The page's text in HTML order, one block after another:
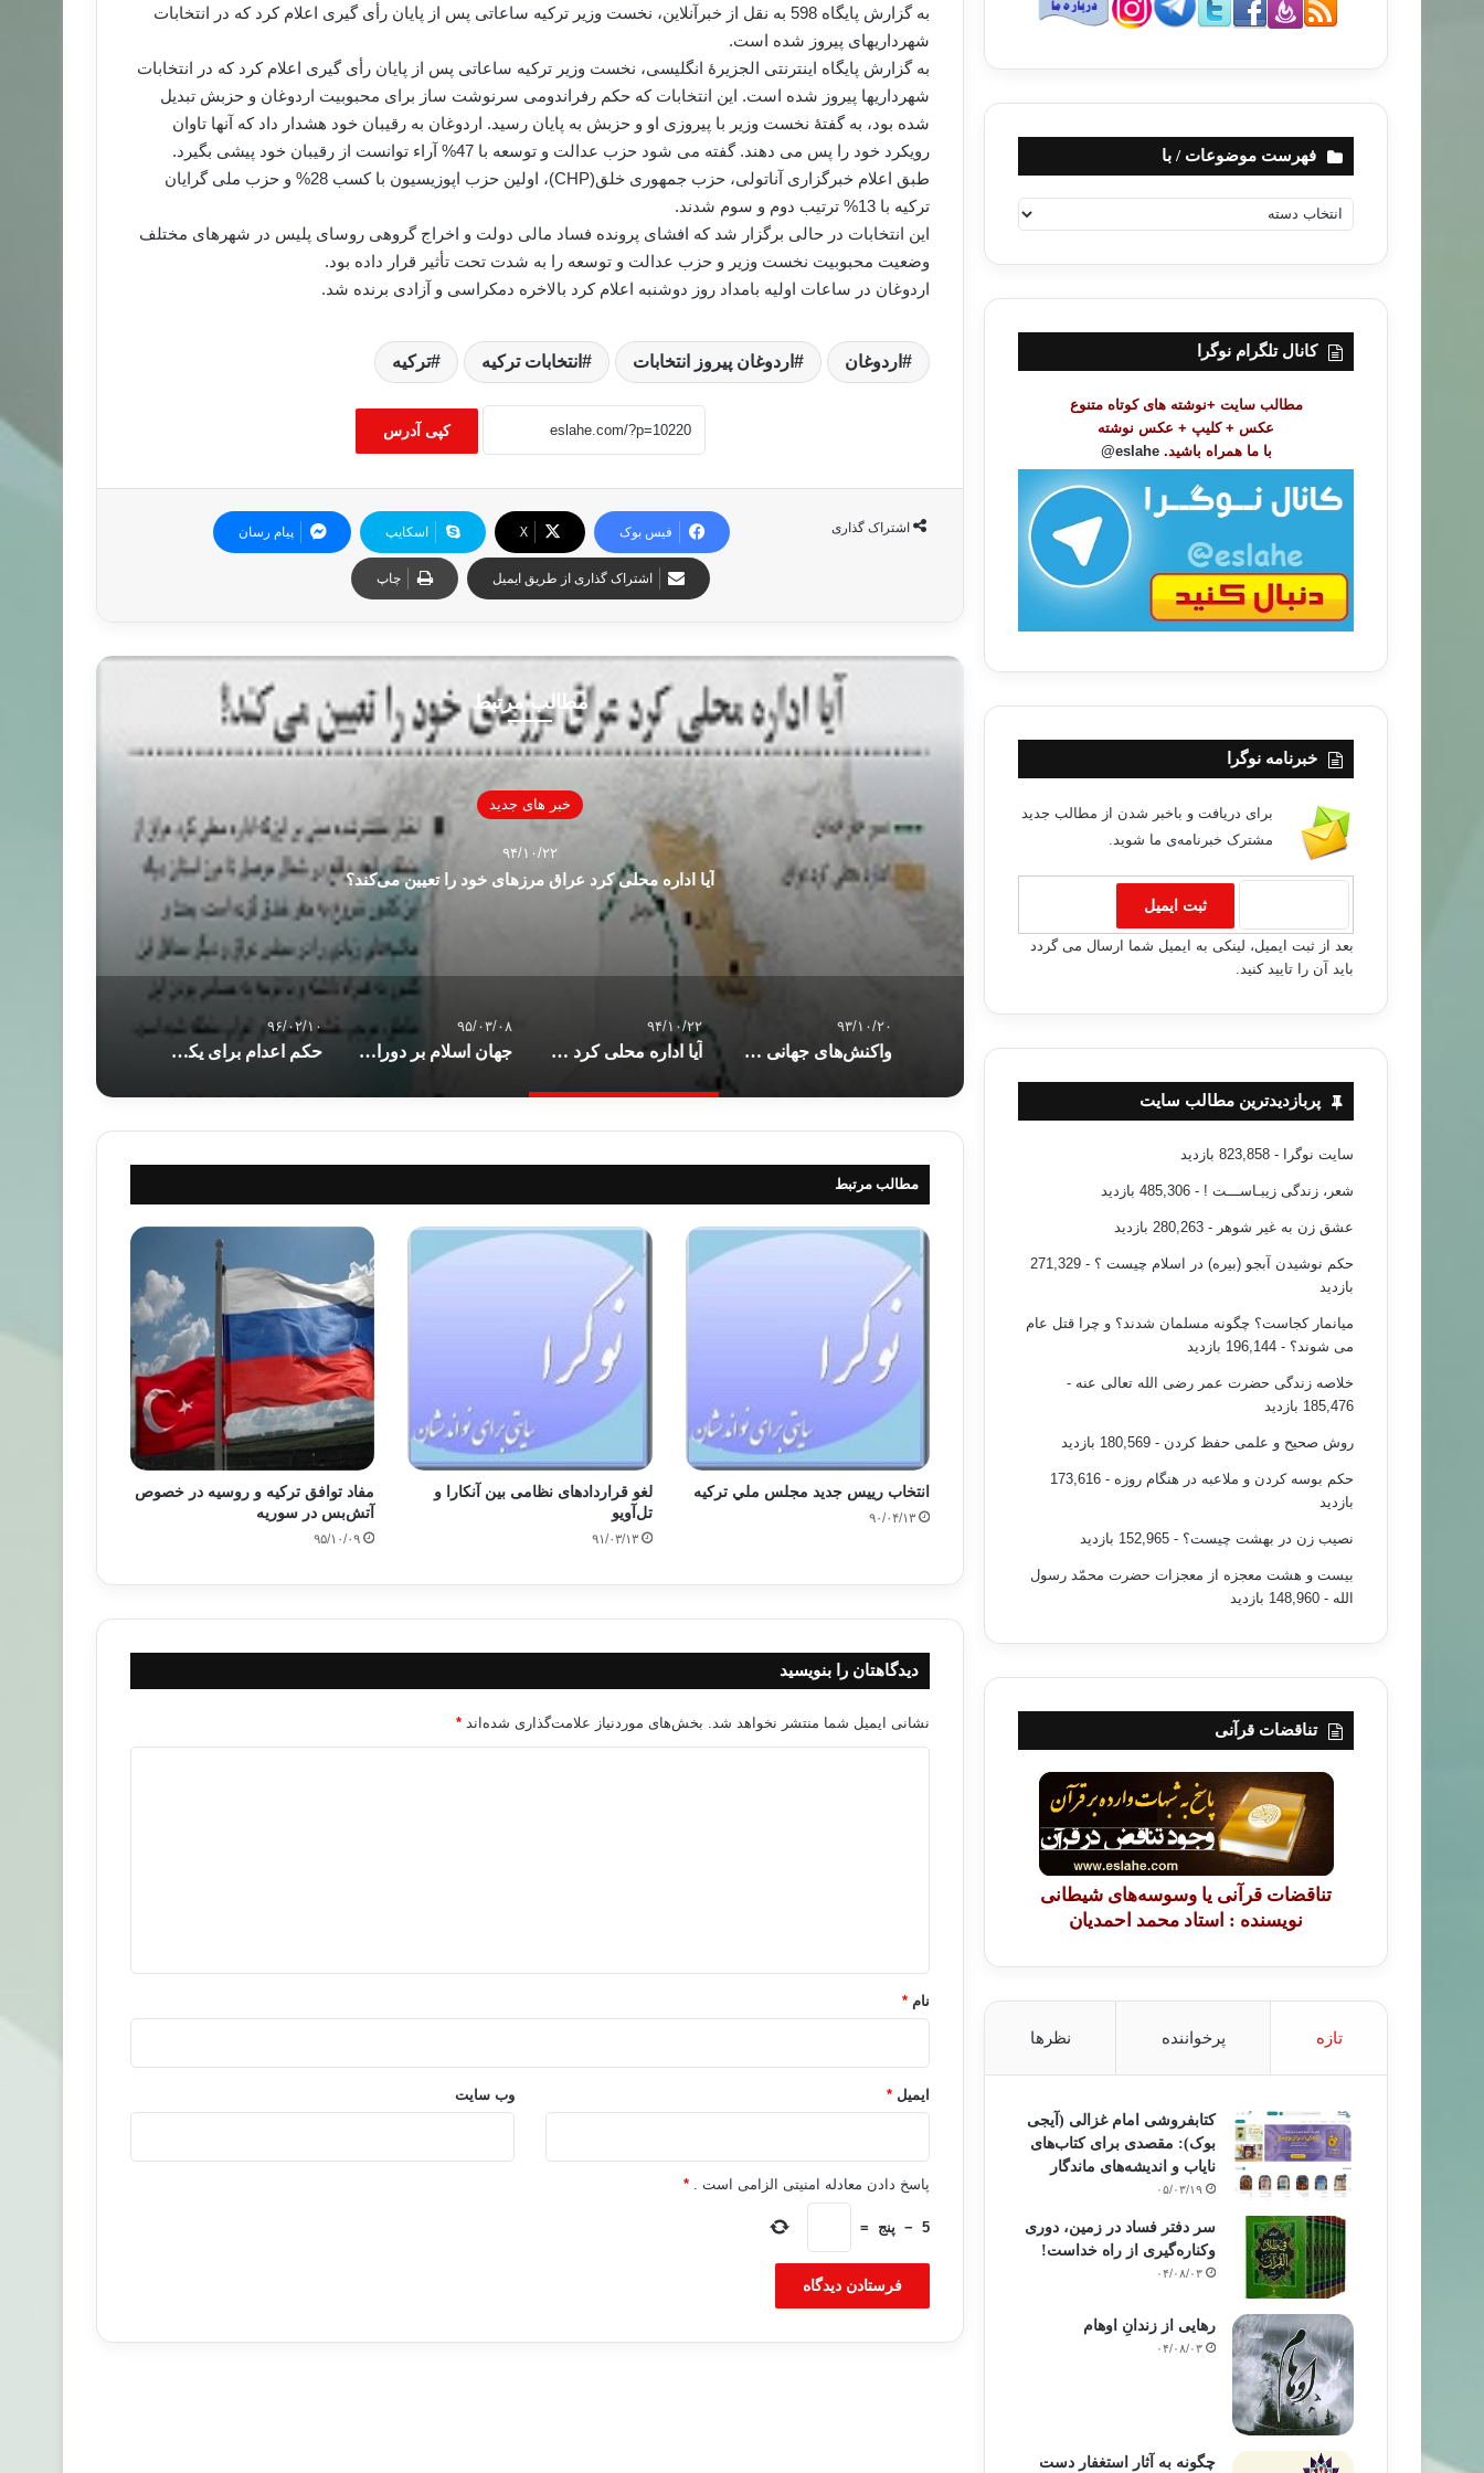
به گزارش پایگاه 598 به نقل از خبرآنلاین، نخست وزیر ترکیه ساعاتی پس از پایان رأی گیری اعلام کرد که در انتخابات
شهرداریهای پیروز شده است.
به گزارش پایگاه اینترنتی الجزیرۀ انگلیسی، نخست وزیر ترکیه ساعاتی پس از پایان رأی گیری اعلام کرد که در انتخابات
شهرداریها پیروز شده است. این انتخابات که حکم رفراندومی سرنوشت ساز برای محبوبیت اردوغان و حزبش تبدیل
شده بود، به گفتۀ نخست وزیر با پیروزی او و حزبش به پایان رسید. اردوغان به رقیبان خود هشدار داد که آنها تاوان
رویکرد خود را پس می دهند. گفته می شود حزب عدالت و توسعه با 47% آراء توانست از رقیبان خود پیشی بگیرد.
طبق اعلام خبرگزاری آناتولی، حزب جمهوری خلق(CHP)، اولین حزب اپوزیسیون با کسب 28% و حزب ملی گرایان
ترکیه با 13% ترتیب دوم و سوم شدند.
این انتخابات در حالی برگزار شد که افشای پرونده فساد مالی دولت و اخراج گروهی روسای پلیس در شهرهای مختلف
وضعیت محبوبیت نخست وزیر و حزب عدالت و توسعه را به شدت تحت تأثیر قرار داده بود.
اردوغان در ساعات اولیه بامداد روز دوشنبه اعلام کرد بالاخره دمکراسی و آزادی برنده شد.
اردوغان اردوغان پیروز انتخابات انتخابات ترکیه ترکیه
کپی آدرس
اشتراک گذاری فیس بوک X اسکایپ پیام رسان
اشتراک گذاری از طریق ایمیل چاپ
مطالب مرتبط
علیه حمله تروریستی پاریس
خبر های جدید
۹۴/۱۰/۲۲
آیا اداره محلی کرد عراق مرزهای خود را تعیین می‌کند؟
۹۳/۱۰/۲۰
واکنش‌های جهانی علیه حمله تروریستی پاریس
۹۴/۱۰/۲۲
آیا اداره محلی کرد عراق مرزهای خود را تعیین می‌کند؟
۹۵/۰۳/۰۸
جهان اسلام بر دوراهی رادیکالیزم و دموکراسی سازی و نقش اخوان
۹۶/۰۲/۱۰
حکم اعدام برای یکی از رهبران مشهور اخوان‌المسلمین
مطالب مرتبط
انتخاب رييس جديد مجلس ملي تركيه
۹۰/۰۴/۱۳
لغو قراردادهای نظامی بین آنکارا و
تل‌آویو
۹۱/۰۳/۱۳
مفاد توافق ترکیه و روسیه در خصوص
آتش‌بس در سوریه
۹۵/۱۰/۰۹
دیدگاهتان را بنویسید
نشانی ایمیل شما منتشر نخواهد شد. بخش‌های موردنیاز علامت‌گذاری شده‌اند *
نام *
ایمیل * وب‌ سایت
پاسخ دادن معادله امنیتی الزامی است . *
5
− پنج =
فهرست موضوعات / با
ه
ت
ض
کانال تلگرام نوگرا
مطالب سایت +نوشته های کوتاه متنوع
عکس + کلیپ + عکس نوشته
با ما همراه باشید. eslahe@
خبرنامه نوگرا
برای دریافت و باخبر شدن از مطالب جدید
مشترک خبرنامه‌ی ما شوید.
بعد از ثبت ایمیل، لینکی به ایمیل شما ارسال می گردد
باید آن را تایید کنید.
پربازدیدترین مطالب سایت
سایت نوگرا - 823,858 بازدید
شعر، زندگی زیبـاســـت ! - 485,306 بازدید
عشق زن به غیر شوهر - 280,263 بازدید
حکم نوشیدن آبجو (بیره) در اسلام چیست ؟
- 271,329
بازدید
میانمار کجاست؟ چگونه مسلمان شدند؟ و چرا قتل عام
می شوند؟ - 196,144 بازدید
خلاصه زندگی حضرت عمر رضی الله تعالی عنه -
185,476 بازدید
روش صحیح و علمی حفظ کردن - 180,569 بازدید
حکم بوسه کردن و ملاعبه در هنگام روزه
- 173,616
بازدید
نصیب زن در بهشت چیست؟ - 152,965 بازدید
بیست و هشت معجزه از معجزات حضرت محمّد رسول
الله - 148,960 بازدید
تناقضات قرآنی
تناقضات قرآنی یا وسوسه‌های شیطانی
نویسنده : استاد محمد احمدیان
تازه پرخواننده نظرها
کتابفروشی امام غزالی (آیجی
بوک): مقصدی برای کتاب‌های
نایاب و اندیشه‌های ماندگار
۰۵/۰۳/۱۹
سر دفتر فساد در زمین‌، دوری
وکناره‌گیری از راه خداست‌!
۰۴/۰۸/۰۳
رهایی از زندانِ اوهام
۰۴/۰۸/۰۳
چگونه به آثار استغفار دست